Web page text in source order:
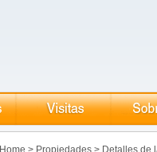
Home > Propiedades > Detalles de